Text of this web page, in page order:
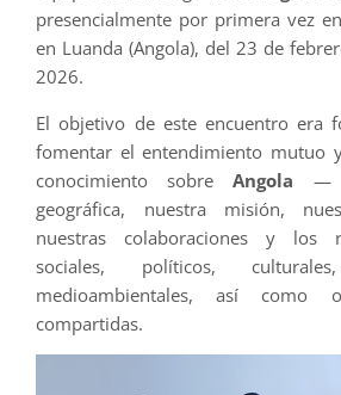
presencialmente por primera vez
en Luanda (Angola), del 23 de
2026.
El objetivo de este encuentro era
fomentar el entendimiento mutuo
conocimiento sobreAngola —
geográfica, nuestra misión,
nuestras colaboraciones y los
sociales, políticos,
medioambientales, así como
compartidas.